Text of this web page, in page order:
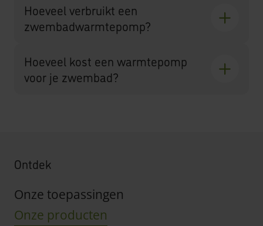
Hoeveel verbruikt een
zwembadwarmtepomp?
Hoeveel kost een warmtepomp
voor je zwembad?
Ontdek
Onze toepassingen
Onze producten